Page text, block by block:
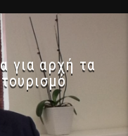
για αρχή τα